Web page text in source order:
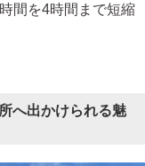
間を4時間まで短縮
へ出かけられる魅